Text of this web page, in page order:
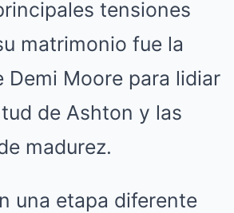
tensiones
matrimonio fue la
Demi Moore para lidiar
de Ashton y las
madurez.
una etapa diferente